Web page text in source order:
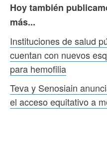
Hoy también
más...
Instituciones de salud
cuentan con nuevos
para hemofilia
Teva y Senosiain
el acceso equitativo a